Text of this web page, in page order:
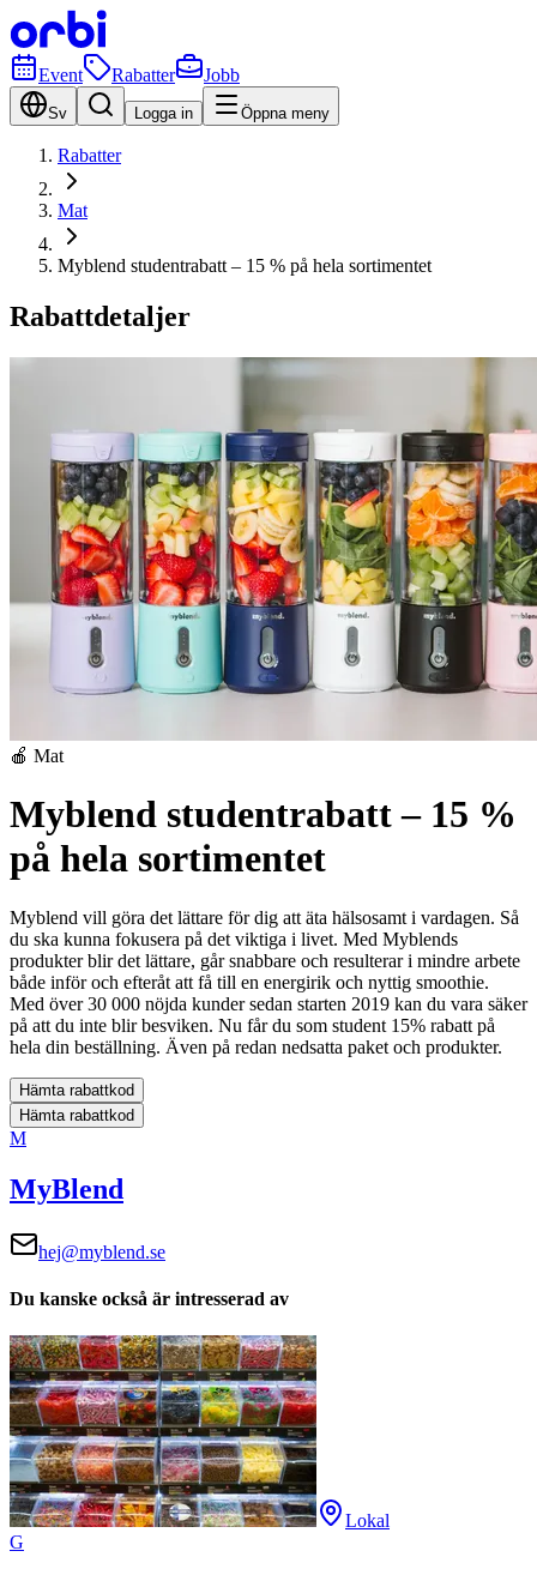
Event Rabatter Jobb
Sv Logga in Öppna meny
Rabatter
Mat
Myblend studentrabatt – 15 % på hela sortimentet
Rabattdetaljer
🍎 Mat
Myblend studentrabatt – 15 %
på hela sortimentet
Myblend vill göra det lättare för dig att äta hälsosamt i vardagen. Så
du ska kunna fokusera på det viktiga i livet. Med Myblends
produkter blir det lättare, går snabbare och resulterar i mindre arbete
både inför och efteråt att få till en energirik och nyttig smoothie.
Med över 30 000 nöjda kunder sedan starten 2019 kan du vara säker
på att du inte blir besviken. Nu får du som student 15% rabatt på
hela din beställning. Även på redan nedsatta paket och produkter.
Hämta rabattkod
Hämta rabattkod
M
MyBlend
hej@myblend.se
Du kanske också är intresserad av
Lokal
G